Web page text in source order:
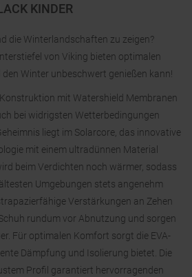
KINDER
die Winterlandschaften zu zeigen?
von Viking bieten optimalen
Winter unbeschwert genießen kann!
mit Watershield Membranen
bei widrigsten Wetterbedingungen
liegt im Solarcore, das innovative
mit einem ultradünnen Material
beim Verdichten noch wärmer, sodass
Umgebungen stets angenehm
Verstärkungen an Zehen
rundum vor Abnutzung und sorgen
Für optimalen Komfort sorgt die EVA-
Dämpfung und Isolierung bietet. Die
Profil garantiert hervorragenden